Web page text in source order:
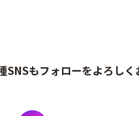
SNSもフォローをよろし